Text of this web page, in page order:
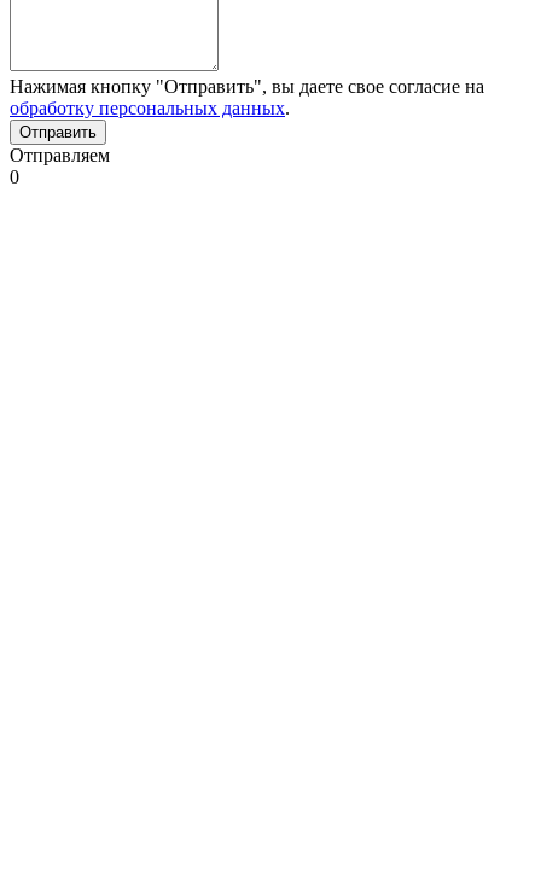
Нажимая кнопку "Отправить", вы даете свое согласие на
обработку персональных данных.
Отправляем
0